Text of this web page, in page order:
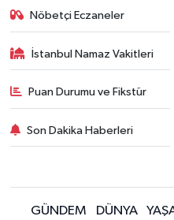
Nöbetçi Eczaneler
İstanbul Namaz Vakitleri
Puan Durumu ve Fikstür
Son Dakika Haberleri
GÜNDEM DÜNYA